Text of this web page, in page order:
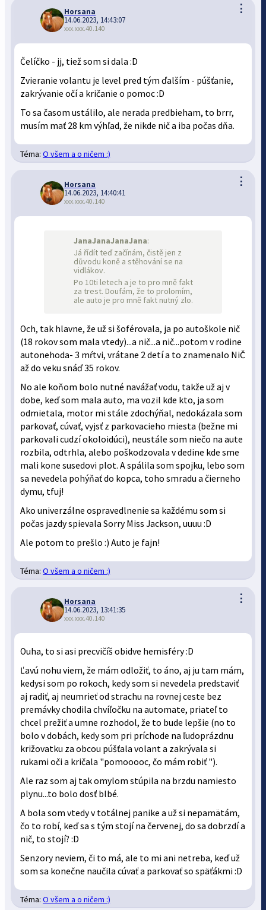
⋮
Horsana
14.06.2023, 14:43:07
xxx.xxx.40.140
Čelíčko - jj, tiež som si dala :D
Zvieranie volantu je level pred tým ďalším - púšťanie,
zakrývanie očí a kričanie o pomoc :D
To sa časom ustálilo, ale nerada predbieham, to brrr,
musím mať 28 km výhľad, že nikde nič a iba počas dňa.
Téma:O všem a o ničem :)
⋮
Horsana
14.06.2023, 14:40:41
xxx.xxx.40.140
JanaJanaJanaJana:
Já řídít teď začínám, čistě jen z
důvodu koně a stěhování se na
vidlákov.
Po 10ti letech a je to pro mně fakt
za trest. Doufám, že to prolomím,
ale auto je pro mně fakt nutný zlo.
Och, tak hlavne, že už si šoférovala, ja po autoškole nič
(18 rokov som mala vtedy)...a nič...a nič...potom v rodine
autonehoda- 3 mŕtvi, vrátane 2 detí a to znamenalo NiČ
až do veku snáď 35 rokov.
No ale koňom bolo nutné navážať vodu, takže už aj v
dobe, keď som mala auto, ma vozil kde kto, ja som
odmietala, motor mi stále zdochýňal, nedokázala som
parkovať, cúvať, vyjsť z parkovacieho miesta (bežne mi
parkovali cudzí okoloidúci), neustále som niečo na aute
rozbila, odtrhla, alebo poškodzovala v dedine kde sme
mali kone susedovi plot. A spálila som spojku, lebo som
sa nevedela pohýňať do kopca, toho smradu a čierneho
dymu, tfuj!
Ako univerzálne ospravedlnenie sa každému som si
počas jazdy spievala Sorry Miss Jackson, uuuu :D
Ale potom to prešlo :) Auto je fajn!
Téma:O všem a o ničem :)
⋮
Horsana
14.06.2023, 13:41:35
xxx.xxx.40.140
Ouha, to si asi precvičíš obidve hemisféry :D
Ľavú nohu viem, že mám odložiť, to áno, aj ju tam mám,
kedysi som po rokoch, kedy som si nevedela predstaviť
aj radiť, aj neumrieť od strachu na rovnej ceste bez
premávky chodila chvíľočku na automate, priateľ to
chcel prežiť a umne rozhodol, že to bude lepšie (no to
bolo v dobách, kedy som pri príchode na ľudoprázdnu
križovatku za obcou púšťala volant a zakrývala si
rukami oči a kričala "pomooooc, čo mám robiť ").
Ale raz som aj tak omylom stúpila na brzdu namiesto
plynu...to bolo dosť blbé.
A bola som vtedy v totálnej panike a už si nepamätám,
čo to robí, keď sa s tým stojí na červenej, do sa dobrzdí a
nič, to stojí? :D
Senzory neviem, či to má, ale to mi ani netreba, keď už
som sa konečne naučila cúvať a parkovať so späťákmi :D
Téma:O všem a o ničem :)